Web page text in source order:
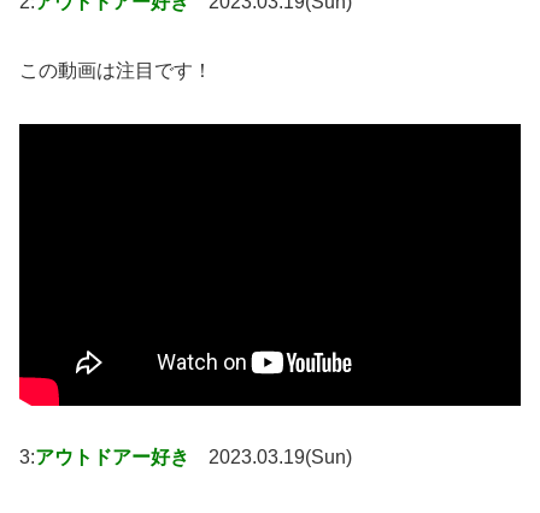
この動画は注目です！
3:アウトドアー好き 2023.03.19(Sun)